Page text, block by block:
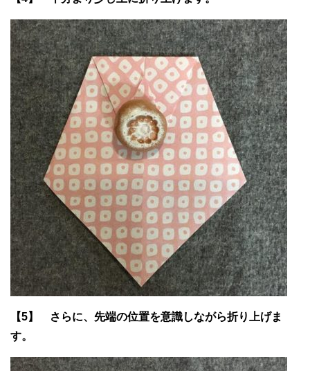
【5】 さらに、先端の位置を意識しながら折り上げま
す。